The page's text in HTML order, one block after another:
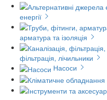
енергії
арматура та ізоляція
фільтрація, лічильники
Насоси